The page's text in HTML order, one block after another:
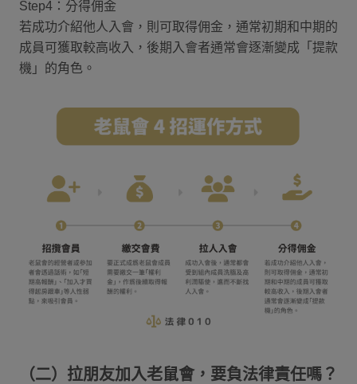
Step4：分得佣金
若成功介紹他人入會，則可取得佣金，通常初期和中期的
成員可獲取較高收入，後期入會者通常會逐漸變成「提款
機」的角色。
（二）拉朋友加入老鼠會，要負法律責任嗎？